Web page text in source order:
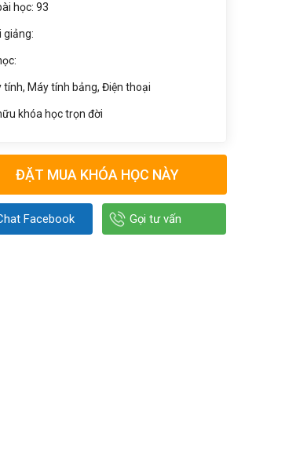
học: 93
giảng:
tính, Máy tính bảng, Điện thoại
khóa học trọn đời
ĐẶT MUA KHÓA HỌC NÀY
Facebook Gọi tư vấn